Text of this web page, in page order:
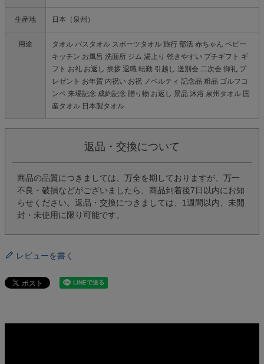
生産地 日本（泉州）
用途
タオル バスタオル スポーツタオル 旅行 部活 赤ちゃん ベビー
キッチン お風呂 洗面所 ジム 湯上り 乾きやすい プチギフト ギ
フト お礼 お返し 挨拶 退職 転勤 引越し 送別会 二次会 御礼 プ
レゼント お年賀 内祝い お祝 ノベルティ 記念品 粗品 ゴルフコ
ンペ 来場記念 成約記念 贈り物 お返し 景品 沐浴 泉州タオル 国
産タオル 日本製タオル
返品・交換について
商品の品質につきましては、万全を期しておりますが、万一
不良・破損などがございましたら、商品到着後7日以内にお知
らせください。返品・交換につきましては、1週間以内、未開
封・未使用に限り可能です。
レビューを書く